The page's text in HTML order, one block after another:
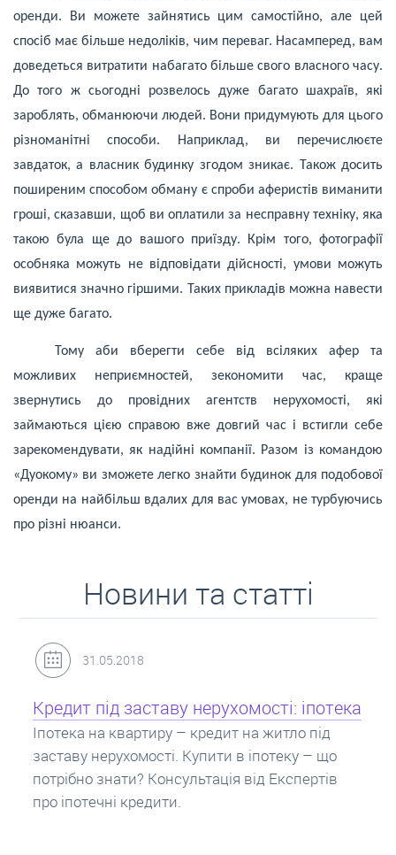
оренди. Ви можете зайнятись цим самостійно, але цей
спосіб має більше недоліків, чим переваг. Насамперед, вам
доведеться витратити набагато більше свого власного часу.
До того ж сьогодні розвелось дуже багато шахраїв, які
зароблять, обманюючи людей. Вони придумують для цього
різноманітні способи. Наприклад, ви перечислюєте
завдаток, а власник будинку згодом зникає. Також досить
поширеним способом обману є спроби аферистів виманити
гроші, сказавши, щоб ви оплатили за несправну техніку, яка
такою була ще до вашого приїзду. Крім того, фотографії
особняка можуть не відповідати дійсності, умови можуть
виявитися значно гіршими. Таких прикладів можна навести
ще дуже багато.
Тому аби вберегти себе від всіляких афер та
можливих неприємностей, зекономити час, краще
звернутись до провідних агентств нерухомості, які
займаються цією справою вже довгий час і встигли себе
зарекомендувати, як надійні компанії. Разом із командою
«Дуокому» ви зможете легко знайти будинок для подобової
оренди на найбільш вдалих для вас умовах, не турбуючись
про різні нюанси.
Новини та статті
31.05.2018
Кредит під заставу нерухомості: іпотека
Іпотека на квартиру – кредит на житло під
заставу нерухомості. Купити в іпотеку – що
потрібно знати? Консультація від Експертів
про іпотечні кредити.